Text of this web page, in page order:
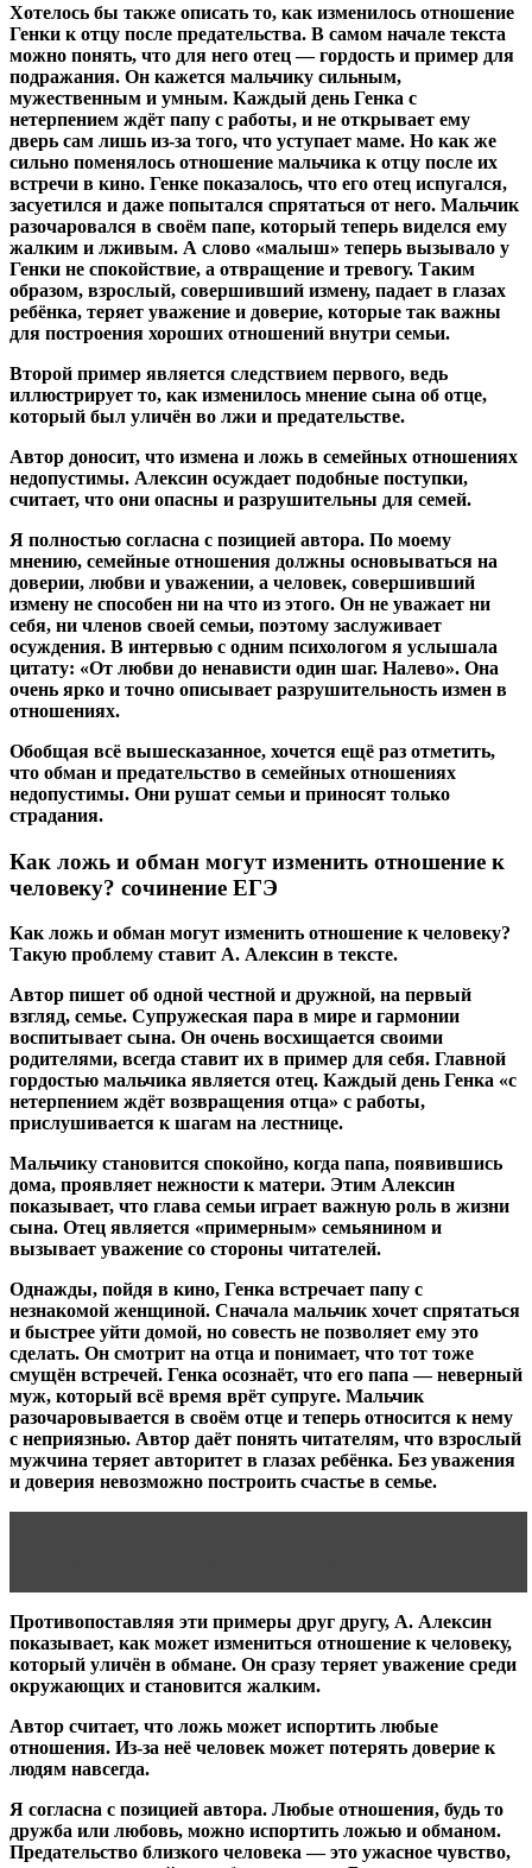
Хотелось бы также описать то, как изменилось отношение
Генки к отцу после предательства. В самом начале текста
можно понять, что для него отец — гордость и пример для
подражания. Он кажется мальчику сильным,
мужественным и умным. Каждый день Генка с
нетерпением ждёт папу с работы, и не открывает ему
дверь сам лишь из-за того, что уступает маме. Но как же
сильно поменялось отношение мальчика к отцу после их
встречи в кино. Генке показалось, что его отец испугался,
засуетился и даже попытался спрятаться от него. Мальчик
разочаровался в своём папе, который теперь виделся ему
жалким и лживым. А слово «малыш» теперь вызывало у
Генки не спокойствие, а отвращение и тревогу. Таким
образом, взрослый, совершивший измену, падает в глазах
ребёнка, теряет уважение и доверие, которые так важны
для построения хороших отношений внутри семьи.
Второй пример является следствием первого, ведь
иллюстрирует то, как изменилось мнение сына об отце,
который был уличён во лжи и предательстве.
Автор доносит, что измена и ложь в семейных отношениях
недопустимы. Алексин осуждает подобные поступки,
считает, что они опасны и разрушительны для семей.
Я полностью согласна с позицией автора. По моему
мнению, семейные отношения должны основываться на
доверии, любви и уважении, а человек, совершивший
измену не способен ни на что из этого. Он не уважает ни
себя, ни членов своей семьи, поэтому заслуживает
осуждения. В интервью с одним психологом я услышала
цитату: «От любви до ненависти один шаг. Налево». Она
очень ярко и точно описывает разрушительность измен в
отношениях.
Обобщая всё вышесказанное, хочется ещё раз отметить,
что обман и предательство в семейных отношениях
недопустимы. Они рушат семьи и приносят только
страдания.
Как ложь и обман могут изменить отношение к
человеку? сочинение ЕГЭ
Как ложь и обман могут изменить отношение к человеку?
Такую проблему ставит А. Алексин в тексте.
Автор пишет об одной честной и дружной, на первый
взгляд, семье. Супружеская пара в мире и гармонии
воспитывает сына. Он очень восхищается своими
родителями, всегда ставит их в пример для себя. Главной
гордостью мальчика является отец. Каждый день Генка «с
нетерпением ждёт возвращения отца» с работы,
прислушивается к шагам на лестнице.
Мальчику становится спокойно, когда папа, появившись
дома, проявляет нежности к матери. Этим Алексин
показывает, что глава семьи играет важную роль в жизни
сына. Отец является «примерным» семьянином и
вызывает уважение со стороны читателей.
Однажды, пойдя в кино, Генка встречает папу с
незнакомой женщиной. Сначала мальчик хочет спрятаться
и быстрее уйти домой, но совесть не позволяет ему это
сделать. Он смотрит на отца и понимает, что тот тоже
смущён встречей. Генка осознаёт, что его папа — неверный
муж, который всё время врёт супруге. Мальчик
разочаровывается в своём отце и теперь относится к нему
с неприязнью. Автор даёт понять читателям, что взрослый
мужчина теряет авторитет в глазах ребёнка. Без уважения
и доверия невозможно построить счастье в семье.
Противопоставляя эти примеры друг другу, А. Алексин
показывает, как может измениться отношение к человеку,
который уличён в обмане. Он сразу теряет уважение среди
окружающих и становится жалким.
Автор считает, что ложь может испортить любые
отношения. Из-за неё человек может потерять доверие к
людям навсегда.
Я согласна с позицией автора. Любые отношения, будь то
дружба или любовь, можно испортить ложью и обманом.
Предательство близкого человека — это ужасное чувство,